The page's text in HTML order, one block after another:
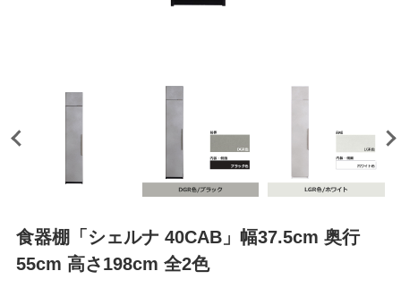
食器棚「シェルナ 40CAB」幅37.5cm 奥行
55cm 高さ198cm 全2色